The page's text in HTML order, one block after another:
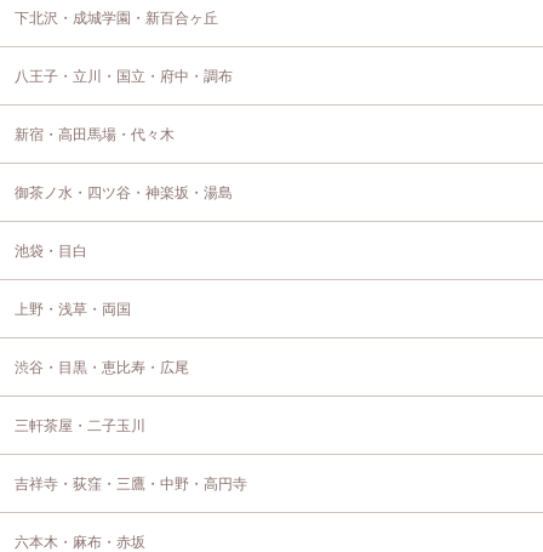
下北沢・成城学園・新百合ヶ丘
八王子・立川・国立・府中・調布
新宿・高田馬場・代々木
御茶ノ水・四ツ谷・神楽坂・湯島
池袋・目白
上野・浅草・両国
渋谷・目黒・恵比寿・広尾
三軒茶屋・二子玉川
吉祥寺・荻窪・三鷹・中野・高円寺
六本木・麻布・赤坂